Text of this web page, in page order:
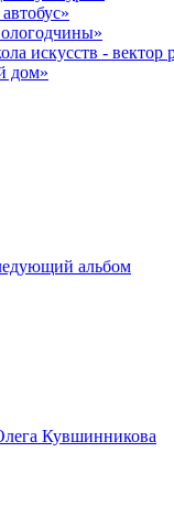
искусств - вектор
дом»
альбом
Кувшинникова